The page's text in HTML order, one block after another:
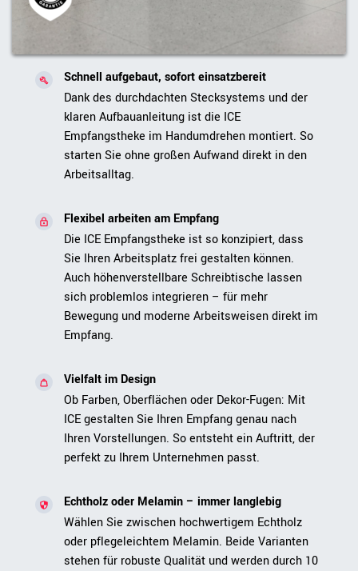
Schnell aufgebaut, sofort einsatzbereit
Dank des durchdachten Stecksystems und der
klaren Aufbauanleitung ist die ICE
Empfangstheke im Handumdrehen montiert. So
starten Sie ohne großen Aufwand direkt in den
Arbeitsalltag.
Flexibel arbeiten am Empfang
Die ICE Empfangstheke ist so konzipiert, dass
Sie Ihren Arbeitsplatz frei gestalten können.
Auch höhenverstellbare Schreibtische lassen
sich problemlos integrieren – für mehr
Bewegung und moderne Arbeitsweisen direkt im
Empfang.
Vielfalt im Design
Ob Farben, Oberflächen oder Dekor-Fugen: Mit
ICE gestalten Sie Ihren Empfang genau nach
Ihren Vorstellungen. So entsteht ein Auftritt, der
perfekt zu Ihrem Unternehmen passt.
Echtholz oder Melamin – immer langlebig
Wählen Sie zwischen hochwertigem Echtholz
oder pflegeleichtem Melamin. Beide Varianten
stehen für robuste Qualität und werden durch 10